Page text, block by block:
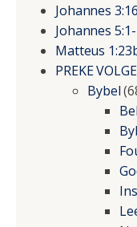
Johannes
Johannes
Matteus
PREKE
Bybel